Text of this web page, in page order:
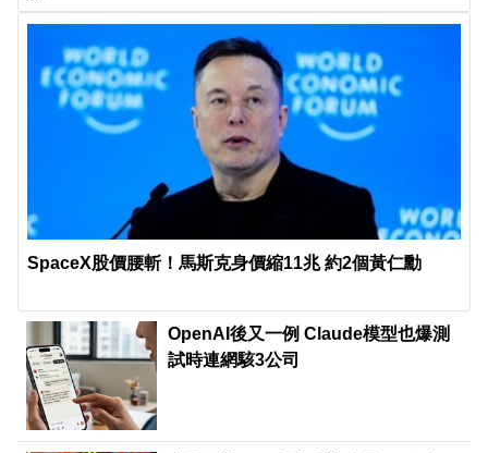
SpaceX股價腰斬！馬斯克身價縮11兆 約2個黃仁勳
OpenAI後又一例 Claude模型也爆測
試時連網駭3公司